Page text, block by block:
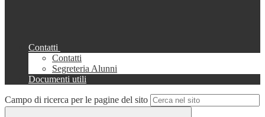
Contatti
Contatti
Segreteria Alunni
Documenti utili
Campo di ricerca per le pagine del sito